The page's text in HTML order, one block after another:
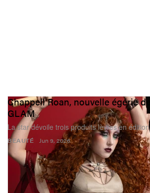
BEAUTÉ
Chappell Roan, nouvelle égérie
GLAM
La star dévoile trois produits lèvres en
Jun 9, 2026